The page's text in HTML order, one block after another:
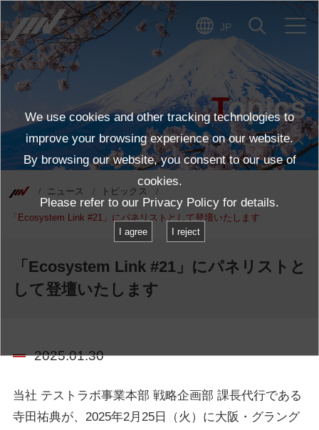
JP
Topics
トピックス
ニュース トピックス
「Ecosystem Link #21」にパネリストとして登壇いたします
「Ecosystem Link #21」にパネリストと
して登壇いたします
2025.01.30
当社 テストラボ事業本部 戦略企画部 課長代行である
寺田祐典が、2025年2月25日（火）に大阪・グラング
We use cookies and other tracking technologies to
improve your browsing experience on our website.
By browsing our website, you consent to our use of
cookies.
Please refer to our Privacy Policy for details.
I agree I reject